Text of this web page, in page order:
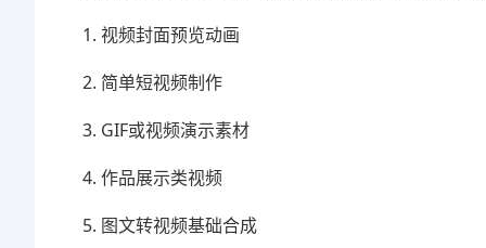
视频封面预览动画
简单短视频制作
GIF或视频演示素材
作品展示类视频
图文转视频基础合成